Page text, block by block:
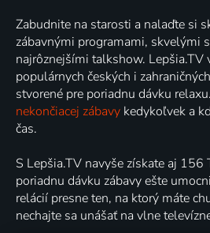
Zabudnite na starosti a nalaďte si
zábavnými programami, skvelými
najrôznejšími talkshow. Lepšia.TV
populárnych českých i
stvorené pre poriadnu dávku relaxu.
nekončiacej zábavy kedykoľvek a
čas.
S Lepšia.TV navyše získate aj 156
poriadnu dávku zábavy ešte
relácií presne ten, na ktorý máte
nechajte sa unášať na vlne